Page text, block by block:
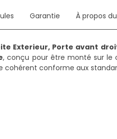
Garantie À propos
Exterieur, Porte avant
, conçu pour être monté sur le
conforme aux